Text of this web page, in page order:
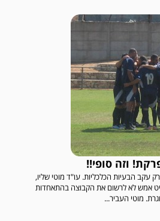
וזה סופי!!
עקב הבעיות הכלכליות. עו"ד מוטי שליו,
אמש לא לרשום את הקבוצה בהתאחדות
מוטי העביר...